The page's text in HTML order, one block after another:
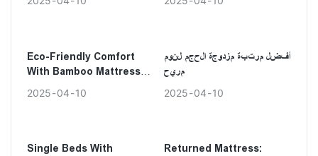
Eco-Friendly Comfort
With Bamboo Mattress
2025 04 10
أفضل مرتبة مزدوجة الحجم لنوم
مريح
2025 04 10
Single Beds With
Returned Mattress: